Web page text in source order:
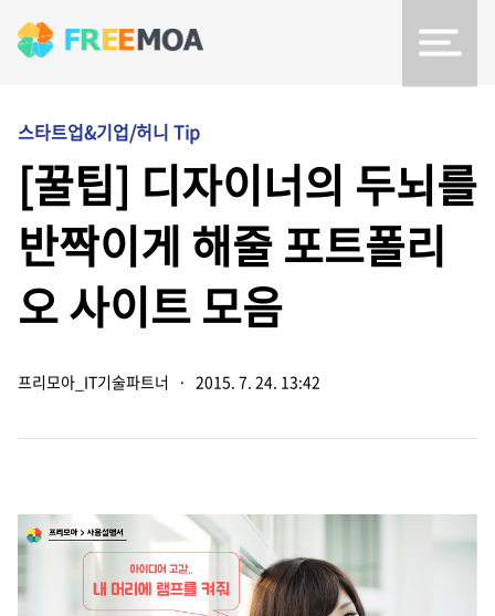
스타트업&기업/허니 Tip
[꿀팁] 디자이너의 두뇌를
반짝이게 해줄 포트폴리
오 사이트 모음
프리모아_IT기술파트너 · 2015. 7. 24. 13:42